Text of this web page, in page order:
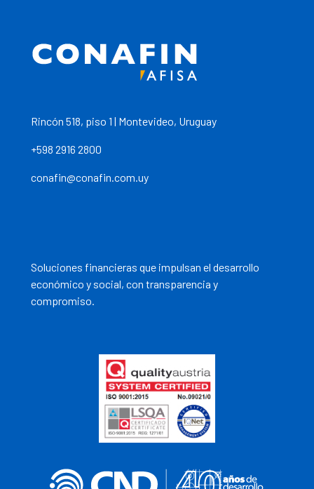
Rincón 518, piso 1 | Montevideo, Uruguay
+598 2916 2800
conafin@conafin.com.uy
Soluciones financieras que impulsan el desarrollo
económico y social, con transparencia y
compromiso.